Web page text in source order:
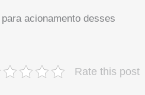
acionamento desses
Rate this post